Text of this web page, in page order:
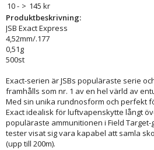
10 - > 145 kr
Produktbeskrivning:
JSB Exact Express
4,52mm/.177
0,51g
500st
Exact-serien är JSBs populäraste serie
framhålls som nr. 1 av en hel värld av
Med sin unika rundnosform och perfekt
Exact idealisk för luftvapenskytte långt
populäraste ammunitionen i Field Target-
tester visat sig vara kapabel att samla
(upp till 200m).